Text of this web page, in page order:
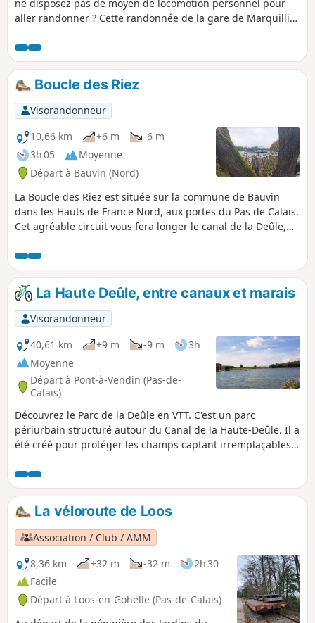
ne disposez pas de moyen de locomotion personnel pour
aller randonner ? Cette randonnée de la gare de Marquillies
agricoles typiques des Weppes avant de longer les canaux
qui participent à l'essor économique de la région. Sans
oublier l'espace naturel Chico Mendès.
Boucle des Riez
Visorandonneur
10,66 km
+6 m
-6 m
3h 05
Moyenne
Départ à Bauvin (Nord)
La Boucle des Riez est située sur la commune de Bauvin
dans les Hauts de France Nord, aux portes du Pas de Calais.
Cet agréable circuit vous fera longer le canal de la Deûle,
saules. Au bord des étangs, de nombreuses tables de pique
nique y attendent les randonneurs.
La Haute Deûle, entre canaux et marais
Visorandonneur
40,61 km
+9 m -9 m
3h
Moyenne
Départ à Pont-à-Vendin (Pas-de-
Calais)
Découvrez le Parc de la Deûle en VTT. C'est un parc
périurbain structuré autour du Canal de la Haute-Deûle. Il a
été créé pour protéger les champs captant irremplaçables
aménagements accueillent le public en l’invitant à respecter
les milieux fragiles.Balade sympa le long de la Deûle et des
Marais de Wavrin. Un itinéraire sans difficultés permettant
de varier le roulage entre chemins caillouteux, chemins de
halage et parc.
La véloroute de Loos
Association / Club / AMM
8,36 km
+32 m -32 m
2h 30
Facile
Départ à Loos-en-Gohelle (Pas-de-Calais)